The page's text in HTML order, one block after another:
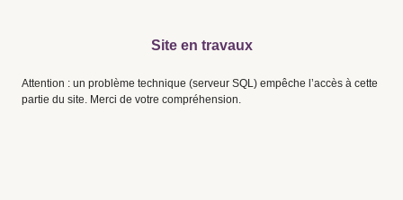
Site en travaux
Attention : un problème technique (serveur SQL) empêche l’accès à cette
partie du site. Merci de votre compréhension.